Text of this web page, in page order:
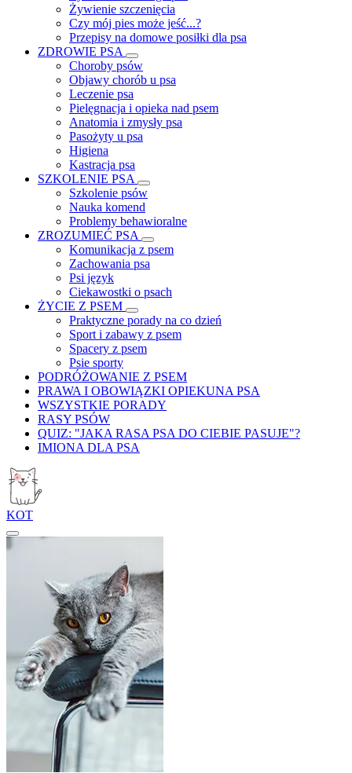
Żywienie szczenięcia
Czy mój pies może jeść...?
Przepisy na domowe posiłki dla psa
ZDROWIE PSA
Choroby psów
Objawy chorób u psa
Leczenie psa
Pielęgnacja i opieka nad psem
Anatomia i zmysły psa
Pasożyty u psa
Higiena
Kastracja psa
SZKOLENIE PSA
Szkolenie psów
Nauka komend
Problemy behawioralne
ZROZUMIEĆ PSA
Komunikacja z psem
Zachowania psa
Psi język
Ciekawostki o psach
ŻYCIE Z PSEM
Praktyczne porady na co dzień
Sport i zabawy z psem
Spacery z psem
Psie sporty
PODRÓŻOWANIE Z PSEM
PRAWA I OBOWIĄZKI OPIEKUNA PSA
WSZYSTKIE PORADY
RASY PSÓW
QUIZ: "JAKA RASA PSA DO CIEBIE PASUJE"?
IMIONA DLA PSA
KOT